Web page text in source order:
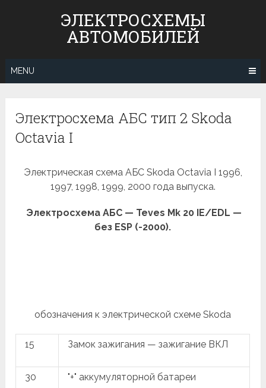
ЭЛЕКТРОСХЕМЫ
АВТОМОБИЛЕЙ
MENU
Электросхема АБС тип 2 Skoda
Octavia I
Электрическая схема АБС Skoda Octavia I 1996,
1997, 1998, 1999, 2000 года выпуска.
Электросхема АБС — Teves Mk 20 IE/EDL —
без ESP (-2000).
обозначения к электрической схеме Skoda
15 Замок зажигания — зажигание ВКЛ
30 "+" аккумуляторной батареи